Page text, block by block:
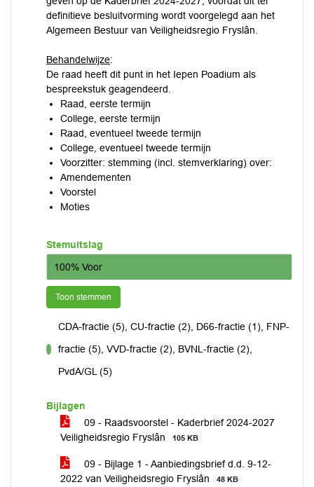
definitieve besluitvorming wordt voorgelegd aan het
Algemeen Bestuur van Veiligheidsregio Fryslân.
Behandelwijze:
De raad heeft dit punt in het Iepen Poadium als
bespreekstuk geagendeerd.
Raad, eerste termijn
College, eerste termijn
Raad, eventueel tweede termijn
College, eventueel tweede termijn
Voorzitter: stemming (incl. stemverklaring) over:
Amendementen
Voorstel
Moties
Stemuitslag
100% Voor
Toon stemmen
CDA-fractie (5), CU-fractie (2), D66-fractie (1), FNP-
fractie (5), VVD-fractie (2), BVNL-fractie (2),
PvdA/GL (5)
Bijlagen
09 - Raadsvoorstel - Kaderbrief 2024-2027
Veiligheidsregio Fryslân
105 KB
09 - Bijlage 1 - Aanbiedingsbrief d.d. 9-12-
2022 van Veiligheidsregio Fryslân
48 KB